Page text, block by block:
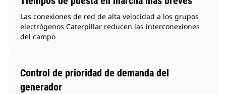
Las conexiones de red de alta velocidad a los grupos
electrógenos Caterpillar reducen las interconexiones
del campo
Control de prioridad de demanda del
generador